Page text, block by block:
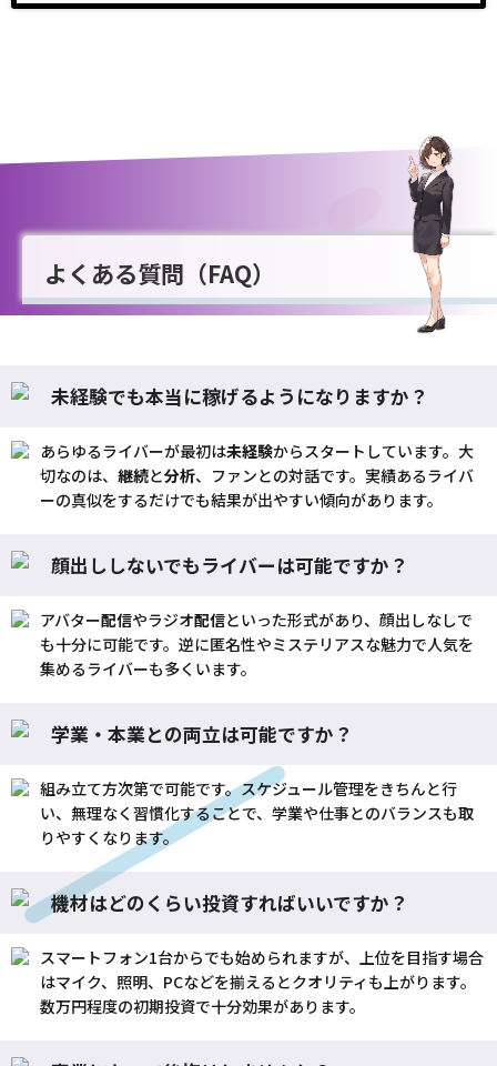
よくある質問（FAQ）
未経験でも本当に稼げるようになりますか？
あらゆるライバーが最初は未経験からスタートしています。大
切なのは、 継続と分析、ファンとの対話です。実績あるライバ
ーの真似をするだけでも結果が出やすい傾向があります。
顔出ししないでもライバーは可能ですか？
アバター配信やラジオ配信といった形式があり、顔出しなしで
も十分に可能です。逆に匿名性やミステリアスな魅力で人気を
集めるライバーも多くいます。
学業・本業との両立は可能ですか？
組み立て方次第で可能です。スケジュール管理をきちんと行
い、無理なく習慣化することで、学業や仕事とのバランスも取
りやすくなります。
機材はどのくらい投資すればいいですか？
スマートフォン1台からでも始められますが、上位を目指す場合
はマイク、照明、PCなどを揃えるとクオリティも上がります。
数万円程度の初期投資で十分効果があります。